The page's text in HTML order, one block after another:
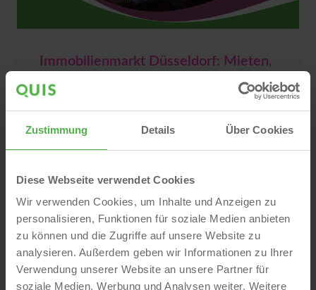
Zustimmung Details Über Cookies
Diese Webseite verwendet Cookies
Wir verwenden Cookies, um Inhalte und Anzeigen zu
personalisieren, Funktionen für soziale Medien anbieten
zu können und die Zugriffe auf unsere Website zu
analysieren. Außerdem geben wir Informationen zu Ihrer
Verwendung unserer Website an unsere Partner für
soziale Medien, Werbung und Analysen weiter. Weitere
Immobilienmarkt Düsseldorf: Mieten,
Preise & Trends Juni 2026
Düsseldorf, dass die Miet- und Kaufpreise
weiter steigen, während sich die
Wohnungsmarkt
Trends & Insights
Investieren & Bewerten
Matthias Klupp 18. Jun 2026